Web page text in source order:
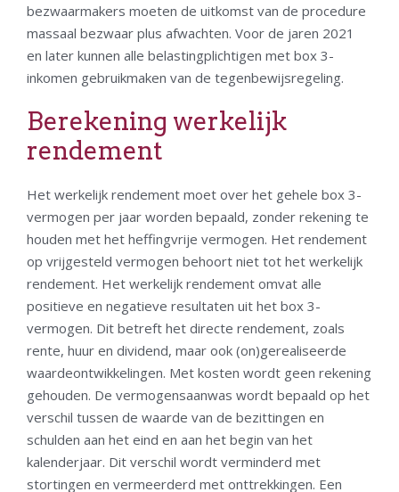
bezwaarmakers moeten de uitkomst van de procedure
massaal bezwaar plus afwachten. Voor de jaren 2021
en later kunnen alle belastingplichtigen met box 3-
inkomen gebruikmaken van de tegenbewijsregeling.
Berekening werkelijk
rendement
Het werkelijk rendement moet over het gehele box 3-
vermogen per jaar worden bepaald, zonder rekening te
houden met het heffingvrije vermogen. Het rendement
op vrijgesteld vermogen behoort niet tot het werkelijk
rendement. Het werkelijk rendement omvat alle
positieve en negatieve resultaten uit het box 3-
vermogen. Dit betreft het directe rendement, zoals
rente, huur en dividend, maar ook (on)gerealiseerde
waardeontwikkelingen. Met kosten wordt geen rekening
gehouden. De vermogensaanwas wordt bepaald op het
verschil tussen de waarde van de bezittingen en
schulden aan het eind en aan het begin van het
kalenderjaar. Dit verschil wordt verminderd met
stortingen en vermeerderd met onttrekkingen. Een